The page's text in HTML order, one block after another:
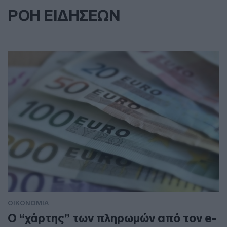
ΡΟΗ ΕΙΔΗΣΕΩΝ
ΟΙΚΟΝΟΜΙΑ
Ο “χάρτης” των πληρωμών από τον e-